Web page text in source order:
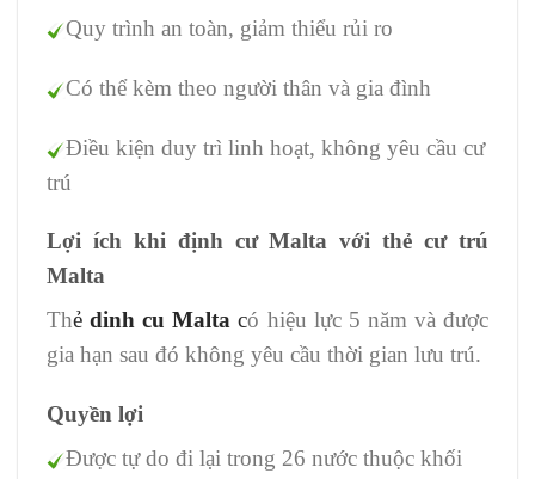
Quy trình an toàn, giảm thiểu rủi ro
Có thể kèm theo người thân và gia đình
Điều kiện duy trì linh hoạt, không yêu cầu cư
trú
Lợi ích khi định cư Malta với thẻ cư trú
Malta
Thẻdinh cu Malta có hiệu lực 5 năm và được
gia hạn sau đó không yêu cầu thời gian lưu trú.
Quyền lợi
Được tự do đi lại trong 26 nước thuộc khối